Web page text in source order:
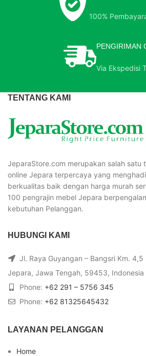
100%
PENGIRIMAN
Via Ekspedisi
TENTANG KAMI
JeparaStore.com merupakan salah satu
online Jepara terpercaya yang
berkualitas baik dengan harga murah
100 pengrajin mebel Jepara
kebutuhan Pelanggan.
HUBUNGI KAMI
Jl. Raya Guyangan – Bangsri Km. 4,5
Jepara, Jawa Tengah, 59453, Indonesia
Phone: +62 291 – 5756 345
Phone: +62 81325645432
LAYANAN PELANGGAN
Home